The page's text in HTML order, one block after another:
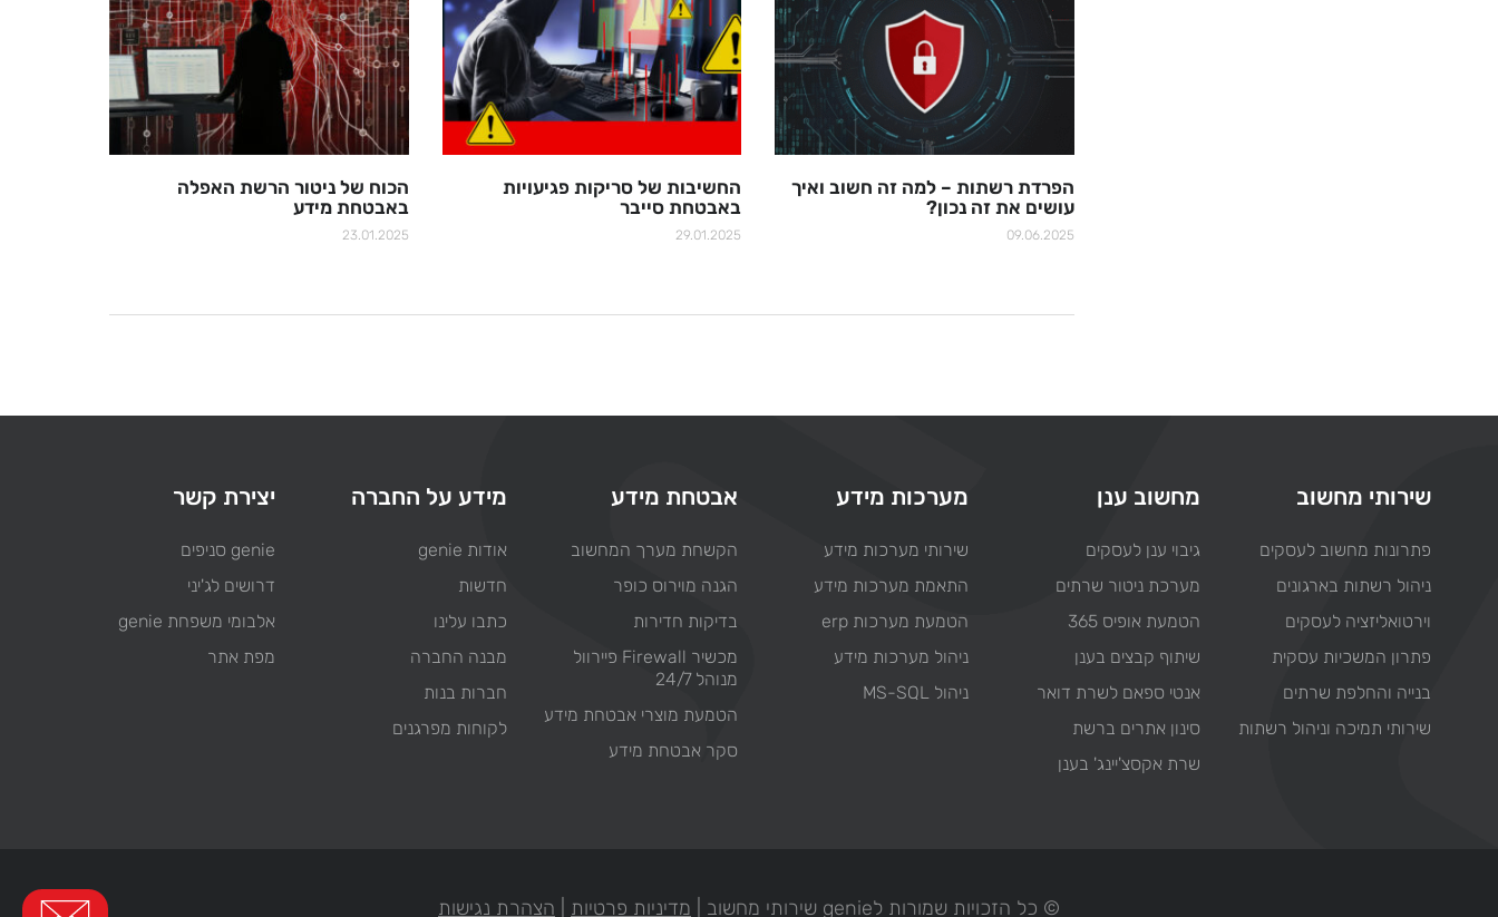
הפרדת רשתות – למה זה חשוב ואיך
עושים את זה נכון?
09.06.2025
החשיבות של סריקות פגיעויות
באבטחת סייבר
29.01.2025
הכוח של ניטור הרשת האפלה
באבטחת מידע
23.01.2025
שירותי מחשוב
פתרונות מחשוב לעסקים
ניהול רשתות בארגונים
וירטואליזציה לעסקים
פתרון המשכיות עסקית
בנייה והחלפת שרתים
שירותי תמיכה וניהול רשתות
מחשוב ענן
גיבוי ענן לעסקים
מערכת ניטור שרתים
הטמעת אופיס 365
שיתוף קבצים בענן
אנטי ספאם לשרת דואר
סינון אתרים ברשת
שרת אקסצ'יינג' בענן
מערכות מידע
שירותי מערכות מידע
התאמת מערכות מידע
הטמעת מערכות erp
ניהול מערכות מידע
ניהול MS-SQL
אבטחת מידע
הקשחת מערך המחשוב
הגנה מוירוס כופר
בדיקות חדירות
מכשיר Firewall פיירוול
מנוהל 24/7
הטמעת מוצרי אבטחת מידע
סקר אבטחת מידע
מידע על החברה
אודות genie
חדשות
כתבו עלינו
מבנה החברה
חברות בנות
לקוחות מפרגנים
יצירת קשר
genie סניפים
דרושים לג'יני
אלבומי משפחת genie
מפת אתר
© כל הזכויות שמורות לgenie שירותי מחשוב | מדיניות פרטיות הצהרת נגישות